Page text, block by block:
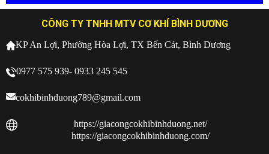
CÔNG TY TNHH MTV CƠ KHÍ BÌNH DƯƠNG
KP An Lợi, Phường Hòa Lợi, TX Bến Cát, Bình Dương
0977 575 939- 0933 245 545
cokhibinhduong789@gmail.com
https://giacongcokhibinhduong.net/
https://giacongcokhibinhduong.com/